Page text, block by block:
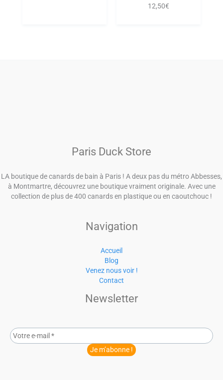
12,50€
Paris Duck Store
LA boutique de canards de bain à Paris ! A deux pas du métro Abbesses,
à Montmartre, découvrez une boutique vraiment originale. Avec une
collection de plus de 400 canards en plastique ou en caoutchouc !
Navigation
Accueil
Blog
Venez nous voir !
Contact
Newsletter